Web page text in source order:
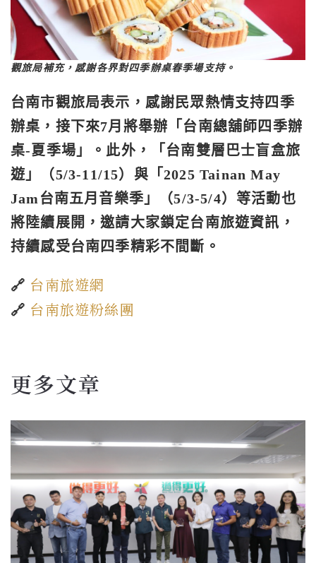
觀旅局補充，感謝各界對四季辦桌春季場支持。
台南市觀旅局表示，感謝民眾熱情支持四季
辦桌，接下來7月將舉辦「台南總舖師四季辦
桌-夏季場」。此外，「台南雙層巴士盲盒旅
遊」（5/3-11/15）與「2025 Tainan May
Jam台南五月音樂季」（5/3-5/4）等活動也
將陸續展開，邀請大家鎖定台南旅遊資訊，
持續感受台南四季精彩不間斷。
🔗 台南旅遊網
🔗 台南旅遊粉絲團
更多文章